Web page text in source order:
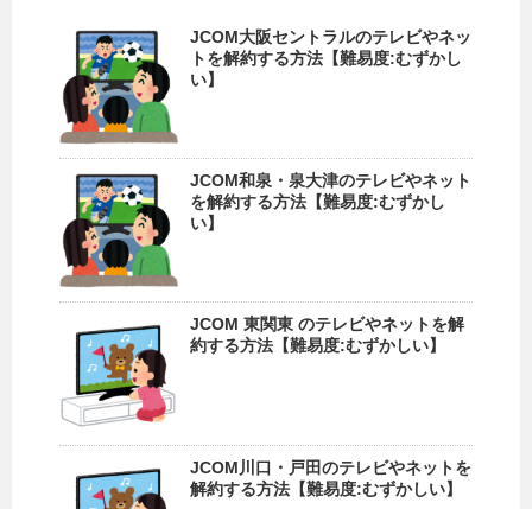
JCOM大阪セントラルのテレビやネッ
トを解約する方法【難易度:むずかし
い】
JCOM和泉・泉大津のテレビやネット
を解約する方法【難易度:むずかし
い】
JCOM 東関東 のテレビやネットを解
約する方法【難易度:むずかしい】
JCOM川口・戸田のテレビやネットを
解約する方法【難易度:むずかしい】